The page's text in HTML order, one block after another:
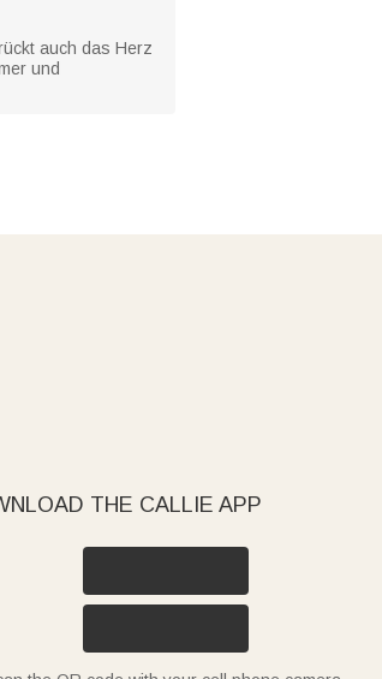
auch das Herz
und
THE CALLIE APP